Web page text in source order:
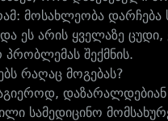
მოსახლეობა
ეს არის ყველაზე ცუდი,
პრობლემას შექმნის.
რაღაც მოგებას?
დაზარალდებიან
სამედიცინო